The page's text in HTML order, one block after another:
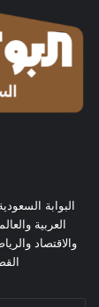
البوابة
العربية
والاقتصاد